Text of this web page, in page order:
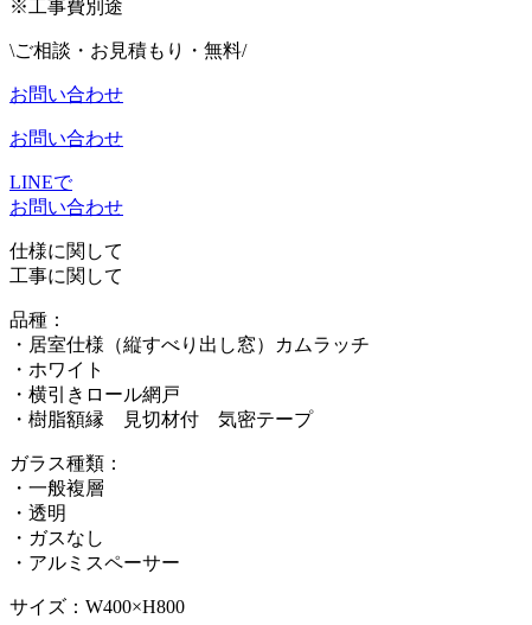
※工事費別途
\ご相談・お見積もり・無料/
お問い合わせ
お問い合わせ
LINEで
お問い合わせ
仕様に関して
工事に関して
品種：
・居室仕様（縦すべり出し窓）カムラッチ
・ホワイト
・横引きロール網戸
・樹脂額縁 見切材付 気密テープ
ガラス種類：
・一般複層
・透明
・ガスなし
・アルミスペーサー
サイズ：W400×H800